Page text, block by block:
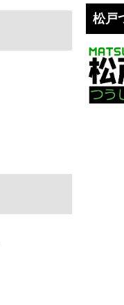
松戸